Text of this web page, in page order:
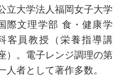
立大学法人福岡女子大学
際文理学部 食・健康学
客員教授（栄養指導講
）。電子レンジ調理の第
人者として著作多数。